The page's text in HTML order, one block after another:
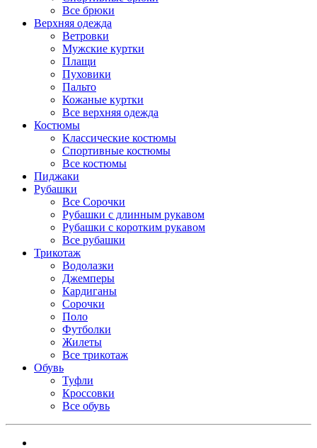
Все брюки
Верхняя одежда
Ветровки
Мужские куртки
Плащи
Пуховики
Пальто
Кожаные куртки
Все верхняя одежда
Костюмы
Классические костюмы
Спортивные костюмы
Все костюмы
Пиджаки
Рубашки
Все Сорочки
Рубашки с длинным рукавом
Рубашки с коротким рукавом
Все рубашки
Трикотаж
Водолазки
Джемперы
Кардиганы
Сорочки
Поло
Футболки
Жилеты
Все трикотаж
Обувь
Туфли
Кроссовки
Все обувь